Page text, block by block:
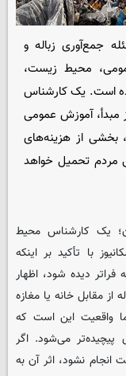
جمع‌آوری زباله و
محیط زیست،
است. یک کارشناس
مبدأ، آموزش عمومی
بخشی از هزینه‌های
مردم تحمیل خواهد
یک کارشناس محیط
با تأکید بر اینکه
فراتر دیده شود، اظهار
از مقابل خانه یا مغازه
واقعیت این است که
پیچیده‌تر می‌شود. اگر
نشود، اثر آن به